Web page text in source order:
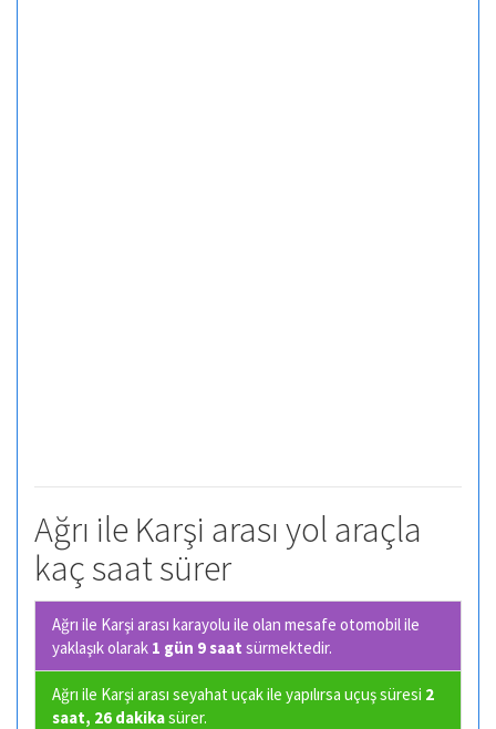
Ağrı ile Karşi arası yol araçla
kaç saat sürer
Ağrı ile Karşi arası karayolu ile olan mesafe otomobil ile
yaklaşık olarak 1 gün 9 saat sürmektedir.
Ağrı ile Karşi arası seyahat uçak ile yapılırsa uçuş süresi 2
saat, 26 dakikasürer.